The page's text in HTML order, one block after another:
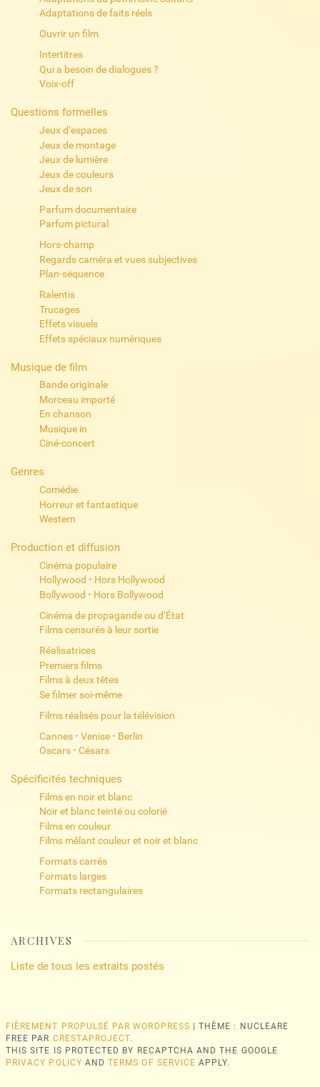
Adaptations de faits réels
Ouvrir un film
Intertitres
Qui a besoin de dialogues ?
Voix-off
Questions formelles
Jeux d’espaces
Jeux de montage
Jeux de lumière
Jeux de couleurs
Jeux de son
Parfum documentaire
Parfum pictural
Hors-champ
Regards caméra et vues subjectives
Plan-séquence
Ralentis
Trucages
Effets visuels
Effets spéciaux numériques
Musique de film
Bande originale
Morceau importé
En chanson
Musique in
Ciné-concert
Genres
Comédie
Horreur et fantastique
Western
Production et diffusion
Cinéma populaire
Hollywood • Hors Hollywood
Bollywood • Hors Bollywood
Cinéma de propagande ou d’État
Films censurés à leur sortie
Réalisatrices
Premiers films
Films à deux têtes
Se filmer soi-même
Films réalisés pour la télévision
Cannes • Venise • Berlin
Oscars • Césars
Spécificités techniques
Films en noir et blanc
Noir et blanc teinté ou colorié
Films en couleur
Films mêlant couleur et noir et blanc
Formats carrés
Formats larges
Formats rectangulaires
ARCHIVES
Liste de tous les extraits postés
FIÈREMENT PROPULSÉ PAR WORDPRESS |THÈME : NUCLEARE
FREE PAR CRESTAPROJECT.
THIS SITE IS PROTECTED BY RECAPTCHA AND THE GOOGLE
PRIVACY POLICY ANDTERMS OF SERVICE APPLY.